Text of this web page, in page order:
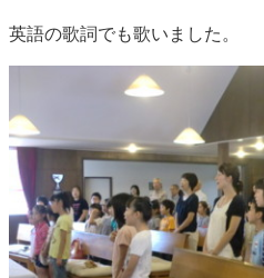
英語の歌詞でも歌いました。